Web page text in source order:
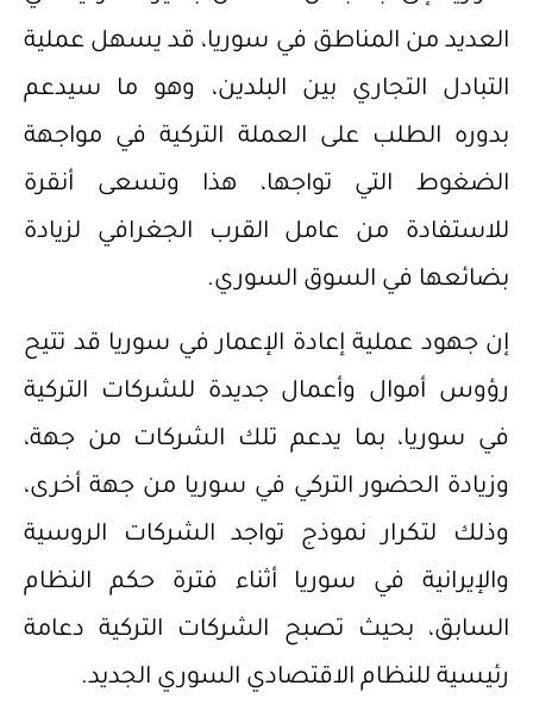
العديد من المناطق في سوريا، قد يسهل عملية
التبادل التجاري بين البلدين، وهو ما سيدعم
بدوره الطلب على العملة التركية في مواجهة
الضغوط التي تواجها، هذا وتسعى أنقرة
للاستفادة من عامل القرب الجغرافي لزيادة
بضائعها في السوق السوري.
إن جهود عملية إعادة الإعمار في سوريا قد تتيح
رؤوس أموال وأعمال جديدة للشركات التركية
في سوريا، بما يدعم تلك الشركات من جهة،
وزيادة الحضور التركي في سوريا من جهة أخرى،
وذلك لتكرار نموذج تواجد الشركات الروسية
والإيرانية في سوريا أثناء فترة حكم النظام
السابق، بحيث تصبح الشركات التركية دعامة
رئيسية للنظام الاقتصادي السوري الجديد.